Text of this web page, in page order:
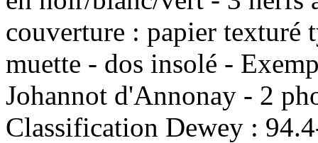
couverture : papier texturé
muette - dos insolé -
Johannot d'Annonay - 2
Classification Dewey :